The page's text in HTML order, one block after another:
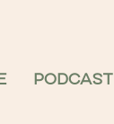
PODCAST